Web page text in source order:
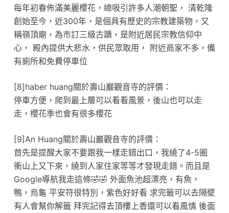
每年初春佈滿美麗櫻花，總吸引許多人潮朝聖， 清乾隆
創始至今，近300年，是個具有歷史的宗教建築物，又
稱嶺頂廟，為市訂三級古蹟，是附近居民宗教信仰中
心， 殿內提供大悲水，供民眾取用， 附近商家不多，備
有廁所和免費停車位
[8]haber huang關於壽山巖觀音寺的評價：
停車方便，爬到最上層可以看看風景，後山也可以走
走，櫻花季也會有很多櫻花
[9]An Huang關於壽山巖觀音寺的評價：
首先是提醒大家不要跟我一樣走錯出口，我繞了4-5圈
衝山上又下來，繞到人家住家等等才發現走錯。而且是
Google導航我走這條🤣🤣 外面魚池超漂亮，有魚，
鴨，烏龜 平安符很特別，紫色好好看 求完籤可以去隔壁
有人會幫你解籤 拜完記得去頂樓上香還可以看風情 後面